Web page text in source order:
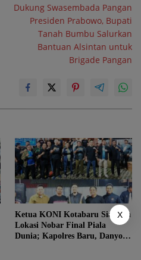
Dukung Swasembada Pangan
Presiden Prabowo, Bupati
Tanah Bumbu Salurkan
Bantuan Alsintan untuk
Brigade Pangan
Ketua KONI Kotabaru Siapkan
Lokasi Nobar Final Piala
Dunia; Kapolres Baru, Danyon
X